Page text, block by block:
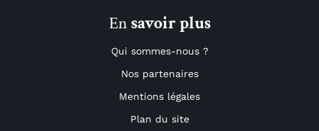
Ensavoir plus
Qui sommes-nous ?
Nos partenaires
Mentions légales
Plan du site